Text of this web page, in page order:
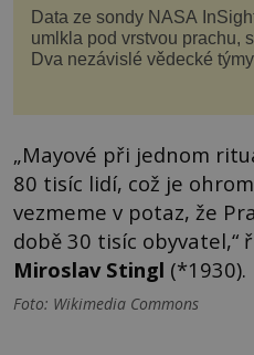
Data ze sondy NASA
umlkla pod vrstvou prachu,
Dva nezávislé vědecké
má nejen plášť plný trosek
„Mayové při jednom
80 tisíc lidí, což je
vezmeme v potaz, že
době 30 tisíc obyvatel,“
Miroslav Stingl (*1930).
Foto: Wikimedia Commons